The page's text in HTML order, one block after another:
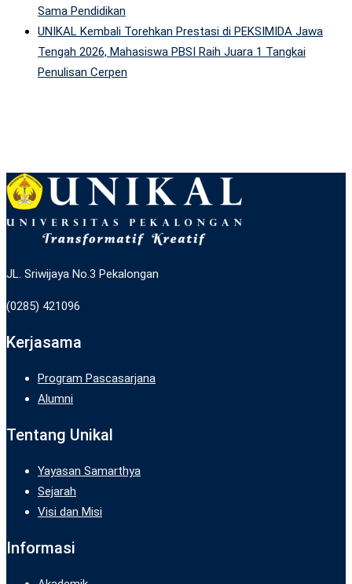
Sama Pendidikan
UNIKAL Kembali Torehkan Prestasi di PEKSIMIDA Jawa
Tengah 2026, Mahasiswa PBSI Raih Juara 1 Tangkai
Penulisan Cerpen
JL. Sriwijaya No.3 Pekalongan
(0285) 421096
Kerjasama
Program Pascasarjana
Alumni
Tentang Unikal
Yayasan Samarthya
Sejarah
Visi dan Misi
Informasi